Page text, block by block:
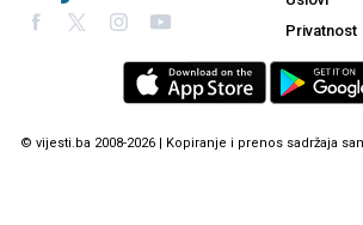
Privatnost
© vijesti.ba 2008-2026 | Kopiranje i prenos sadržaja